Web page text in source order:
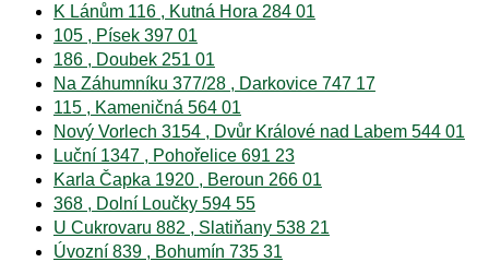
K Lánům 116 , Kutná Hora 284 01
105 , Písek 397 01
186 , Doubek 251 01
Na Záhumníku 377/28 , Darkovice 747 17
115 , Kameničná 564 01
Nový Vorlech 3154 , Dvůr Králové nad Labem 544 01
Luční 1347 , Pohořelice 691 23
Karla Čapka 1920 , Beroun 266 01
368 , Dolní Loučky 594 55
U Cukrovaru 882 , Slatiňany 538 21
Úvozní 839 , Bohumín 735 31